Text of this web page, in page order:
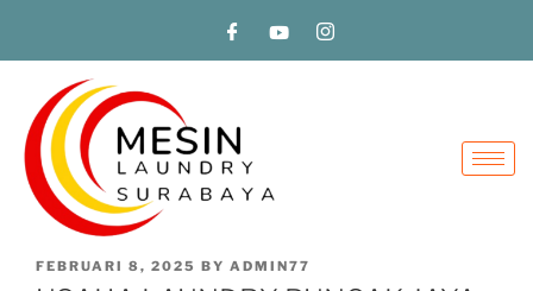
FEBRUARI 8, 2025 BY ADMIN77